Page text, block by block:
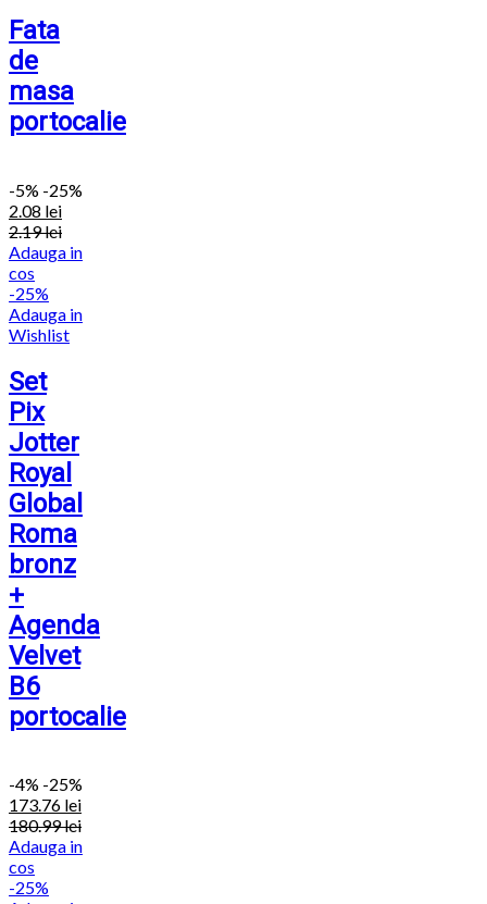
Fata
de
masa
portocalie
-5% -25%
2.08 lei
2.19lei
Adauga in
cos
-25%
Adauga in
Wishlist
Set
Pix
Jotter
Royal
Global
Roma
bronz
+
Agenda
Velvet
B6
portocalie
-4% -25%
173.76 lei
180.99lei
Adauga in
cos
-25%